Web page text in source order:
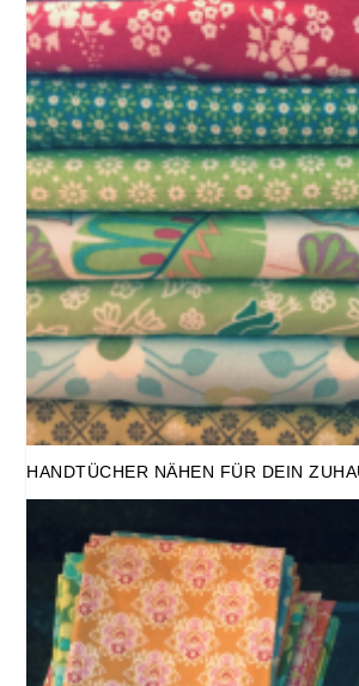
HANDTÜCHER NÄHEN FÜR DEIN